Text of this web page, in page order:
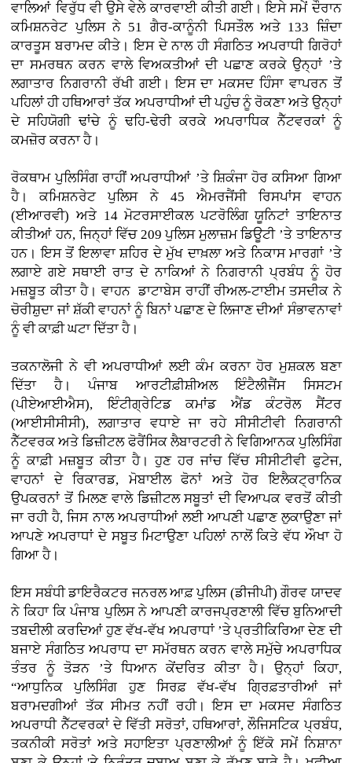
ਵਾਲਿਆਂ ਵਿਰੁੱਧ ਵੀ ਉਸੇ ਵੇਲੇ ਕਾਰਵਾਈ ਕੀਤੀ ਗਈ। ਇਸੇ ਸਮੇਂ ਦੌਰਾਨ
ਕਮਿਸ਼ਨਰੇਟ ਪੁਲਿਸ ਨੇ 51 ਗੈਰ-ਕਾਨੂੰਨੀ ਪਿਸਤੌਲ ਅਤੇ 133 ਜ਼ਿੰਦਾ
ਕਾਰਤੂਸ ਬਰਾਮਦ ਕੀਤੇ। ਇਸ ਦੇ ਨਾਲ ਹੀ ਸੰਗਠਿਤ ਅਪਰਾਧੀ ਗਿਰੋਹਾਂ
ਦਾ ਸਮਰਥਨ ਕਰਨ ਵਾਲੇ ਵਿਅਕਤੀਆਂ ਦੀ ਪਛਾਣ ਕਰਕੇ ਉਨ੍ਹਾਂ ’ਤੇ
ਲਗਾਤਾਰ ਨਿਗਰਾਨੀ ਰੱਖੀ ਗਈ। ਇਸ ਦਾ ਮਕਸਦ ਹਿੰਸਾ ਵਾਪਰਨ ਤੋਂ
ਪਹਿਲਾਂ ਹੀ ਹਥਿਆਰਾਂ ਤੱਕ ਅਪਰਾਧੀਆਂ ਦੀ ਪਹੁੰਚ ਨੂੰ ਰੋਕਣਾ ਅਤੇ ਉਨ੍ਹਾਂ
ਦੇ ਸਹਿਯੋਗੀ ਢਾਂਚੇ ਨੂੰ ਢਹਿ-ਢੇਰੀ ਕਰਕੇ ਅਪਰਾਧਿਕ ਨੈੱਟਵਰਕਾਂ ਨੂੰ
ਕਮਜ਼ੋਰ ਕਰਨਾ ਹੈ।
ਰੋਕਥਾਮ ਪੁਲਿਸਿੰਗ ਰਾਹੀਂ ਅਪਰਾਧੀਆਂ ’ਤੇ ਸ਼ਿਕੰਜਾ ਹੋਰ ਕਸਿਆ ਗਿਆ
ਹੈ। ਕਮਿਸ਼ਨਰੇਟ ਪੁਲਿਸ ਨੇ 45 ਐਮਰਜੈਂਸੀ ਰਿਸਪਾਂਸ ਵਾਹਨ
(ਈਆਰਵੀ) ਅਤੇ 14 ਮੋਟਰਸਾਈਕਲ ਪਟਰੋਲਿੰਗ ਯੂਨਿਟਾਂ ਤਾਇਨਾਤ
ਕੀਤੀਆਂ ਹਨ, ਜਿਨ੍ਹਾਂ ਵਿੱਚ 209 ਪੁਲਿਸ ਮੁਲਾਜ਼ਮ ਡਿਊਟੀ ’ਤੇ ਤਾਇਨਾਤ
ਹਨ। ਇਸ ਤੋਂ ਇਲਾਵਾ ਸ਼ਹਿਰ ਦੇ ਮੁੱਖ ਦਾਖ਼ਲਾ ਅਤੇ ਨਿਕਾਸ ਮਾਰਗਾਂ ’ਤੇ
ਲਗਾਏ ਗਏ ਸਥਾਈ ਰਾਤ ਦੇ ਨਾਕਿਆਂ ਨੇ ਨਿਗਰਾਨੀ ਪ੍ਰਬੰਧ ਨੂੰ ਹੋਰ
ਮਜ਼ਬੂਤ ਕੀਤਾ ਹੈ। ਵਾਹਨ ਡਾਟਾਬੇਸ ਰਾਹੀਂ ਰੀਅਲ-ਟਾਈਮ ਤਸਦੀਕ ਨੇ
ਚੋਰੀਸ਼ੁਦਾ ਜਾਂ ਸ਼ੱਕੀ ਵਾਹਨਾਂ ਨੂੰ ਬਿਨਾਂ ਪਛਾਣ ਦੇ ਲਿਜਾਣ ਦੀਆਂ ਸੰਭਾਵਨਾਵਾਂ
ਨੂੰ ਵੀ ਕਾਫ਼ੀ ਘਟਾ ਦਿੱਤਾ ਹੈ।
ਤਕਨਾਲੋਜੀ ਨੇ ਵੀ ਅਪਰਾਧੀਆਂ ਲਈ ਕੰਮ ਕਰਨਾ ਹੋਰ ਮੁਸ਼ਕਲ ਬਣਾ
ਦਿੱਤਾ ਹੈ। ਪੰਜਾਬ ਆਰਟੀਫ਼ੀਸ਼ੀਅਲ ਇੰਟੈਲੀਜੈਂਸ ਸਿਸਟਮ
(ਪੀਏਆਈਐਸ), ਇੰਟੀਗ੍ਰੇਟਿਡ ਕਮਾਂਡ ਐਂਡ ਕੰਟਰੋਲ ਸੈਂਟਰ
(ਆਈਸੀਸੀਸੀ), ਲਗਾਤਾਰ ਵਧਾਏ ਜਾ ਰਹੇ ਸੀਸੀਟੀਵੀ ਨਿਗਰਾਨੀ
ਨੈੱਟਵਰਕ ਅਤੇ ਡਿਜ਼ੀਟਲ ਫੋਰੈਂਸਿਕ ਲੈਬਾਰਟਰੀ ਨੇ ਵਿਗਿਆਨਕ ਪੁਲਿਸਿੰਗ
ਨੂੰ ਕਾਫ਼ੀ ਮਜ਼ਬੂਤ ਕੀਤਾ ਹੈ। ਹੁਣ ਹਰ ਜਾਂਚ ਵਿੱਚ ਸੀਸੀਟੀਵੀ ਫੁਟੇਜ,
ਵਾਹਨਾਂ ਦੇ ਰਿਕਾਰਡ, ਮੋਬਾਈਲ ਫੋਨਾਂ ਅਤੇ ਹੋਰ ਇਲੈਕਟ੍ਰਾਨਿਕ
ਉਪਕਰਨਾਂ ਤੋਂ ਮਿਲਣ ਵਾਲੇ ਡਿਜ਼ੀਟਲ ਸਬੂਤਾਂ ਦੀ ਵਿਆਪਕ ਵਰਤੋਂ ਕੀਤੀ
ਜਾ ਰਹੀ ਹੈ, ਜਿਸ ਨਾਲ ਅਪਰਾਧੀਆਂ ਲਈ ਆਪਣੀ ਪਛਾਣ ਲੁਕਾਉਣਾ ਜਾਂ
ਆਪਣੇ ਅਪਰਾਧਾਂ ਦੇ ਸਬੂਤ ਮਿਟਾਉਣਾ ਪਹਿਲਾਂ ਨਾਲੋਂ ਕਿਤੇ ਵੱਧ ਔਖਾ ਹੋ
ਗਿਆ ਹੈ।
ਇਸ ਸਬੰਧੀ ਡਾਇਰੈਕਟਰ ਜਨਰਲ ਆਫ਼ ਪੁਲਿਸ (ਡੀਜੀਪੀ) ਗੌਰਵ ਯਾਦਵ
ਨੇ ਕਿਹਾ ਕਿ ਪੰਜਾਬ ਪੁਲਿਸ ਨੇ ਆਪਣੀ ਕਾਰਜਪ੍ਰਣਾਲੀ ਵਿੱਚ ਬੁਨਿਆਦੀ
ਤਬਦੀਲੀ ਕਰਦਿਆਂ ਹੁਣ ਵੱਖ-ਵੱਖ ਅਪਰਾਧਾਂ ’ਤੇ ਪ੍ਰਤੀਕਿਰਿਆ ਦੇਣ ਦੀ
ਬਜਾਏ ਸੰਗਠਿਤ ਅਪਰਾਧ ਦਾ ਸਮੱਰਥਨ ਕਰਨ ਵਾਲੇ ਸਮੁੱਚੇ ਅਪਰਾਧਿਕ
ਤੰਤਰ ਨੂੰ ਤੋੜਨ ’ਤੇ ਧਿਆਨ ਕੇਂਦਰਿਤ ਕੀਤਾ ਹੈ। ਉਨ੍ਹਾਂ ਕਿਹਾ,
“ਆਧੁਨਿਕ ਪੁਲਿਸਿੰਗ ਹੁਣ ਸਿਰਫ਼ ਵੱਖ-ਵੱਖ ਗ੍ਰਿਫ਼ਤਾਰੀਆਂ ਜਾਂ
ਬਰਾਮਦਗੀਆਂ ਤੱਕ ਸੀਮਤ ਨਹੀਂ ਰਹੀ। ਇਸ ਦਾ ਮਕਸਦ ਸੰਗਠਿਤ
ਅਪਰਾਧੀ ਨੈੱਟਵਰਕਾਂ ਦੇ ਵਿੱਤੀ ਸਰੋਤਾਂ, ਹਥਿਆਰਾਂ, ਲੌਜਿਸਟਿਕ ਪ੍ਰਬੰਧ,
ਤਕਨੀਕੀ ਸਰੋਤਾਂ ਅਤੇ ਸਹਾਇਤਾ ਪ੍ਰਣਾਲੀਆਂ ਨੂੰ ਇੱਕੋ ਸਮੇਂ ਨਿਸ਼ਾਨਾ